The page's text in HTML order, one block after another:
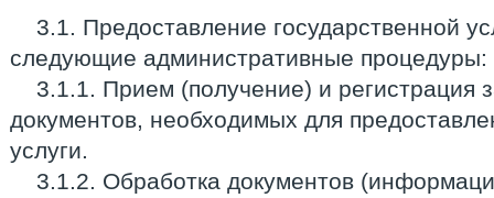
3.1. Предоставление государственной
следующие административные процедуры:
3.1.1. Прием (получение) и регистрация
документов, необходимых для
услуги.
3.1.2. Обработка документов